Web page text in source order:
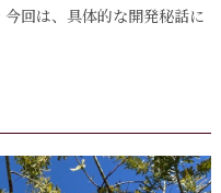
回は、具体的な開発秘話に